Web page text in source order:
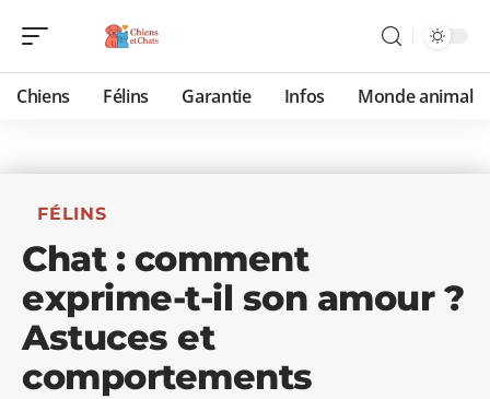
Chiens Félins Garantie Infos Monde animal
FÉLINS
Chat : comment
exprime-t-il son amour ?
Astuces et
comportements